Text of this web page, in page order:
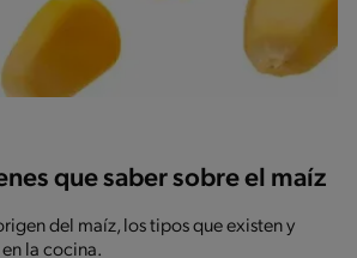
que saber sobre el maíz
del maíz, los tipos que existen y
la cocina.